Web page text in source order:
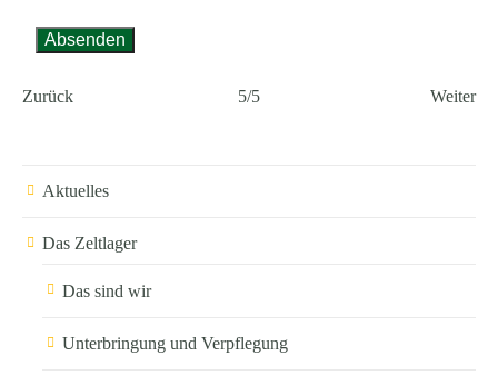
Absenden
Zurück 5/5 Weiter
Aktuelles
Das Zeltlager
Das sind wir
Unterbringung und Verpflegung